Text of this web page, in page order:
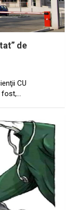
de
CU
fost,…